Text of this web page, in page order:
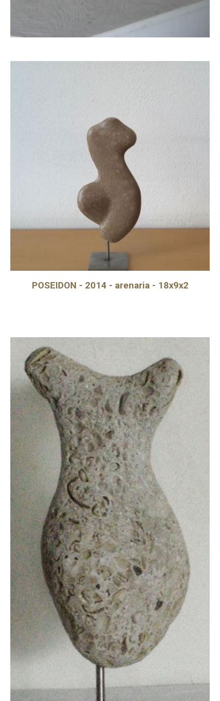
POSEIDON - 2014 - arenaria - 18x9x2